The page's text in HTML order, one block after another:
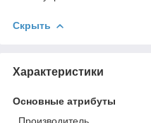
Скрыть
Характеристики
Основные атрибуты
Производитель